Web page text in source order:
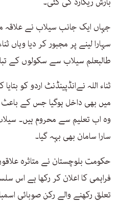
جہاں ایک جانب سیلاب نے
سہارا لینے پر مجبور کر دیا وہاں
طالبعلم سیلاب سے سکولوں کے
ثناء اللہ نےانڈپینڈنٹ اردو کو
میں بھی داخل ہوگیا جس کے
وہ اب تعلیم سے محروم ہیں۔
سارا سامان بھی بہہ گیا۔
حکومت بلوچستان نے متاثرہ
فراہمی کا اعلان کر رکھا ہے اس
تعلق رکھنے والے رکن صوبائی